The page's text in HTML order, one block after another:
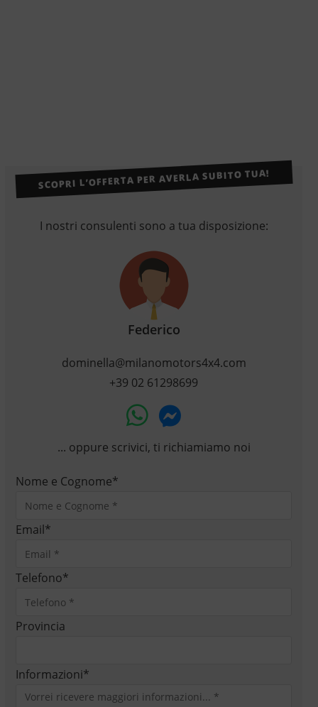
SCOPRI L’OFFERTA PER AVERLA SUBITO TUA!
I nostri consulenti sono a tua disposizione:
Federico
dominella@milanomotors4x4.com
+39 02 61298699
... oppure scrivici, ti richiamiamo noi
Nome e Cognome*
Email*
Telefono*
Provincia
Informazioni*